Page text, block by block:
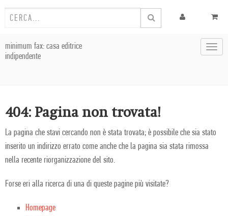
minimum fax: casa editrice
indipendente
404: Pagina non trovata!
La pagina che stavi cercando non è stata trovata; è possibile che sia stato
inserito un indirizzo errato come anche che la pagina sia stata rimossa
nella recente riorganizzazione del sito.
Forse eri alla ricerca di una di queste pagine più visitate?
Homepage